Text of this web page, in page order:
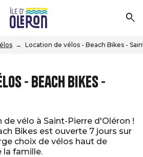
Location de vélos - Beach Bikes -
- Beach Bikes -
vélo à Saint-Pierre d'Oléron !
Bikes est ouverte 7 jours sur
choix de vélos haut de
famille.